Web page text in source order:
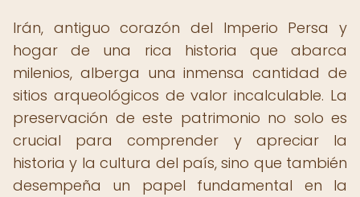
Irán, antiguo corazón del Imperio Persa y
hogar de una rica historia que abarca
milenios, alberga una inmensa cantidad de
sitios arqueológicos de valor incalculable. La
preservación de este patrimonio no solo es
crucial para comprender y apreciar la
historia y la cultura del país, sino que también
desempeña un papel fundamental en la